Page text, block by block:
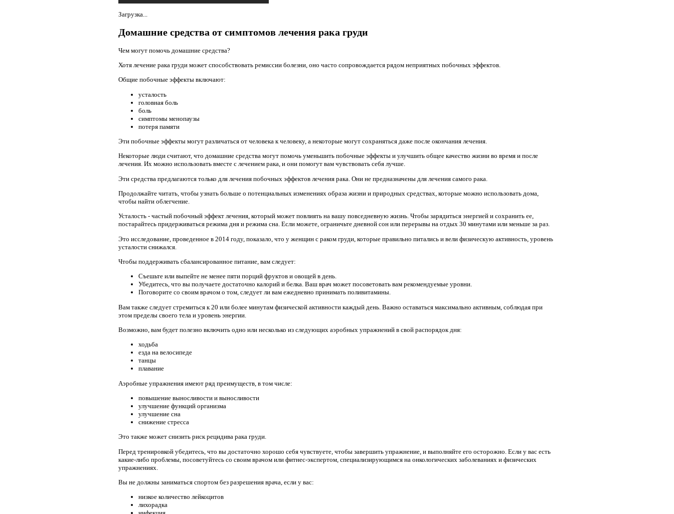
Загрузка...
Домашние средства от симптомов лечения рака груди
Чем могут помочь домашние средства?
Хотя лечение рака груди может способствовать ремиссии болезни, оно часто сопровождается рядом неприятных побочных эффектов.
Общие побочные эффекты включают:
усталость
головная боль
боль
симптомы менопаузы
потеря памяти
Эти побочные эффекты могут различаться от человека к человеку, а некоторые могут сохраняться даже после окончания лечения.
Некоторые люди считают, что домашние средства могут помочь уменьшить побочные эффекты и улучшить общее качество жизни во время и после
лечения. Их можно использовать вместе с лечением рака, и они помогут вам чувствовать себя лучше.
Эти средства предлагаются только для лечения побочных эффектов лечения рака. Они не предназначены для лечения самого рака.
Продолжайте читать, чтобы узнать больше о потенциальных изменениях образа жизни и природных средствах, которые можно использовать дома,
чтобы найти облегчение.
Усталость - частый побочный эффект лечения, который может повлиять на вашу повседневную жизнь. Чтобы зарядиться энергией и сохранить ее,
постарайтесь придерживаться режима дня и режима сна. Если можете, ограничьте дневной сон или перерывы на отдых 30 минутами или меньше за раз.
Это исследование, проведенное в 2014 году, показало, что у женщин с раком груди, которые правильно питались и вели физическую активность, уровень
усталости снижался.
Чтобы поддерживать сбалансированное питание, вам следует:
Съешьте или выпейте не менее пяти порций фруктов и овощей в день.
Убедитесь, что вы получаете достаточно калорий и белка. Ваш врач может посоветовать вам рекомендуемые уровни.
Поговорите со своим врачом о том, следует ли вам ежедневно принимать поливитамины.
Вам также следует стремиться к 20 или более минутам физической активности каждый день. Важно оставаться максимально активным, соблюдая при
этом пределы своего тела и уровень энергии.
Возможно, вам будет полезно включить одно или несколько из следующих аэробных упражнений в свой распорядок дня:
ходьба
езда на велосипеде
танцы
плавание
Аэробные упражнения имеют ряд преимуществ, в том числе:
повышение выносливости и выносливости
улучшение функций организма
улучшение сна
снижение стресса
Это также может снизить риск рецидива рака груди.
Перед тренировкой убедитесь, что вы достаточно хорошо себя чувствуете, чтобы завершить упражнение, и выполняйте его осторожно. Если у вас есть
какие-либо проблемы, посоветуйтесь со своим врачом или фитнес-экспертом, специализирующимся на онкологических заболеваниях и физических
упражнениях.
Вы не должны заниматься спортом без разрешения врача, если у вас:
низкое количество лейкоцитов
лихорадка